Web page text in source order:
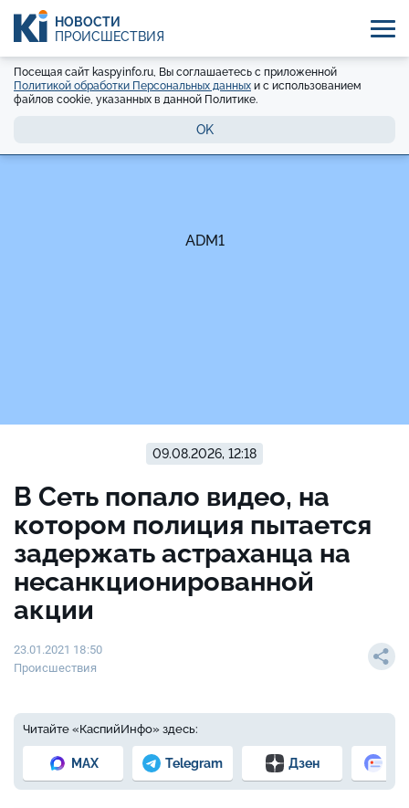
НОВОСТИ
ПРОИСШЕСТВИЯ
Посещая сайт kaspyinfo.ru, Вы соглашаетесь с приложенной
Политикой обработки Персональных данных и с использованием
файлов cookie, указанных в данной Политике.
OK
ADM1
09.08.2026, 12:18
В Сеть попало видео, на
котором полиция пытается
задержать астраханца на
несанкционированной
акции
23.01.2021 18:50
Происшествия
Читайте «КаспийИнфо» здесь:
MAX Telegram Дзен